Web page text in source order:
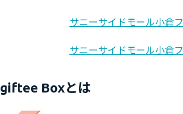
サニーサイドモール小倉
サニーサイドモール小倉
giftee Boxとは